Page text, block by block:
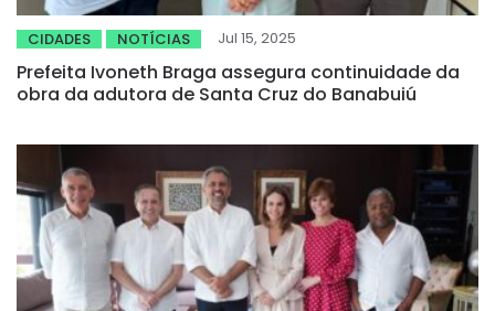
CIDADES NOTÍCIAS Jul 15, 2025
Prefeita Ivoneth Braga assegura continuidade da
obra da adutora de Santa Cruz do Banabuiú